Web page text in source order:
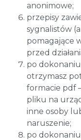
anonimowe;
przepisy
sygnalistów
pomagające
przed
po dokonaniu
otrzymasz
formacie pdf
pliku na
inne osoby
naruszenie;
po